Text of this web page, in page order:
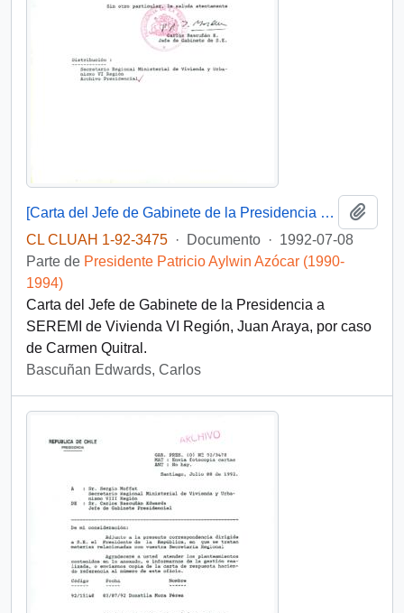
[Carta del Jefe de Gabinete de la Presidencia a SEREMI de Vivienda VI Región]
CL CLUAH 1-92-3475 · Documento · 1992-07-08
Parte de Presidente Patricio Aylwin Azócar (1990-
1994)
Carta del Jefe de Gabinete de la Presidencia a
SEREMI de Vivienda VI Región, Juan Araya, por caso
de Carmen Quitral.
Bascuñan Edwards, Carlos